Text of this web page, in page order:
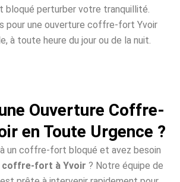
perturber votre tranquillité.
pour une ouverture coffre-fort Yvoir
à toute heure du jour ou de la nuit.
Ouverture Coffre-
en Toute Urgence ?
un coffre-fort bloqué et avez besoin
coffre-fort à Yvoir ? Notre équipe de